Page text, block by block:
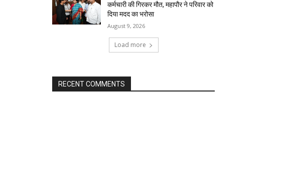
कर्मचारी की गिरकर मौत, महापौर ने परिवार को
दिया मदद का भरोसा
August 9, 2026
Load more
RECENT COMMENTS